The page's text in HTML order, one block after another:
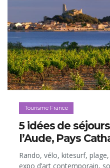
Tourisme France
5 idées de
l’Aude, Pays
Rando, vélo, kitesurf,
expo d’art contemporain,